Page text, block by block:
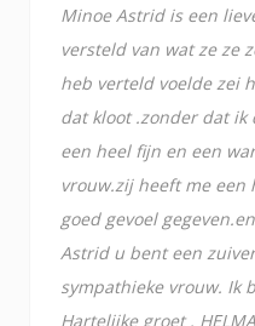
Minoe Astrid is een
versteld van wat ze ze
heb verteld voelde zei
dat kloot .zonder dat
een heel fijn en een
vrouw.zij heeft me een
goed gevoel
Astrid u bent een
sympathieke vrouw. Ik
Hartelijke groet . HELMA